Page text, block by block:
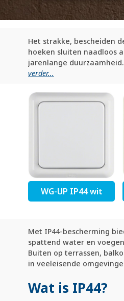
Het strakke, bescheiden
hoeken sluiten naadloos
jarenlange
verder...
WG-UP IP44 wit
Met IP44-bescherming
spattend water en
Buiten op terrassen,
in veeleisende
Wat is IP44?